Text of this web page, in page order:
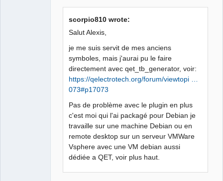
scorpio810 wrote:
Salut Alexis,
je me suis servit de mes anciens
symboles, mais j'aurai pu le faire
directement avec qet_tb_generator, voir:
https://qelectrotech.org/forum/viewtopi …
073#p17073
Pas de problème avec le plugin en plus
c'est moi qui l'ai packagé pour Debian je
travaille sur une machine Debian ou en
remote desktop sur un serveur VMWare
Vsphere avec une VM debian aussi
dédiée a QET, voir plus haut.